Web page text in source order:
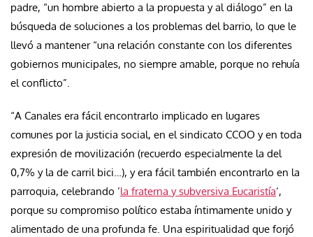
padre, “un hombre abierto a la propuesta y al diálogo” en la
búsqueda de soluciones a los problemas del barrio, lo que le
llevó a mantener “una relación constante con los diferentes
gobiernos municipales, no siempre amable, porque no rehuía
el conflicto”.
“A Canales era fácil encontrarlo implicado en lugares
comunes por la justicia social, en el sindicato CCOO y en toda
expresión de movilización (recuerdo especialmente la del
0,7% y la de carril bici…), y era fácil también encontrarlo en la
parroquia, celebrando ‘la fraterna y subversiva Eucaristía‘,
porque su compromiso político estaba íntimamente unido y
alimentado de una profunda fe. Una espiritualidad que forjó